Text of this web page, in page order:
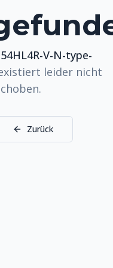
V-N-type-
leider nicht
Zurück